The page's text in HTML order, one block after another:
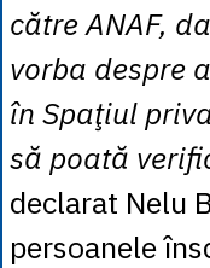
către ANAF,
vorba despre
în Spaţiul
să poată
declarat Nelu
persoanele